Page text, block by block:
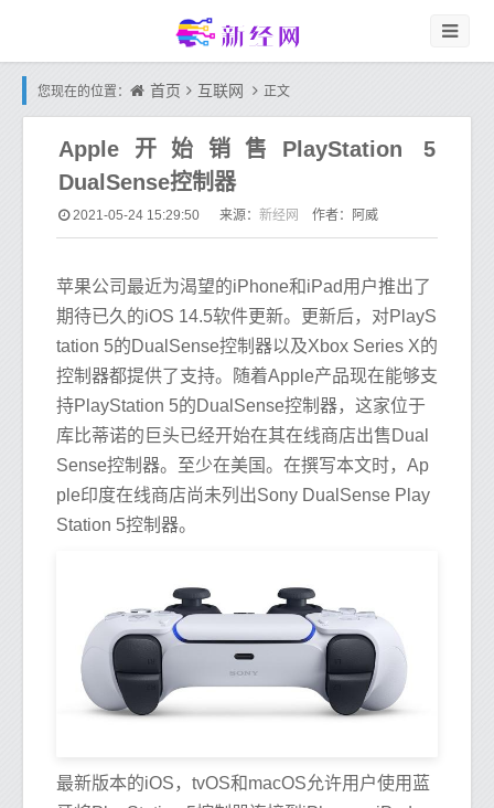
您现在的位置： 首页 互联网 正文
Apple开始销售PlayStation 5
DualSense控制器
2021-05-24 15:29:50 来源： 新经网 作者：阿威
苹果公司最近为渴望的iPhone和iPad用户推出了
期待已久的iOS 14.5软件更新。更新后，对PlayS
tation 5的DualSense控制器以及Xbox Series X的
控制器都提供了支持。随着Apple产品现在能够支
持PlayStation 5的DualSense控制器，这家位于
库比蒂诺的巨头已经开始在其在线商店出售Dual
Sense控制器。至少在美国。在撰写本文时，Ap
ple印度在线商店尚未列出Sony DualSense Play
Station 5控制器。
最新版本的iOS，tvOS和macOS允许用户使用蓝